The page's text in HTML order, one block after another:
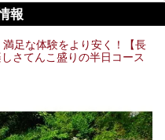
料理に舌鼓、特別な日に泊まりた
、実際に宿泊した目線で紹介しま
報
足な体験をより安く！【長
さてんこ盛りの半日コース